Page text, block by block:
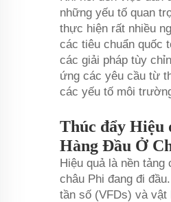
những yếu tố quan
thực hiện rất nhiều
các tiêu chuẩn quốc
các giải pháp tùy
ứng các yêu cầu từ
các yếu tố môi
Thúc đẩy Hiệu
Hàng Đầu Ở
Hiệu quả là nền
châu Phi đang đi
tần số (VFDs) và